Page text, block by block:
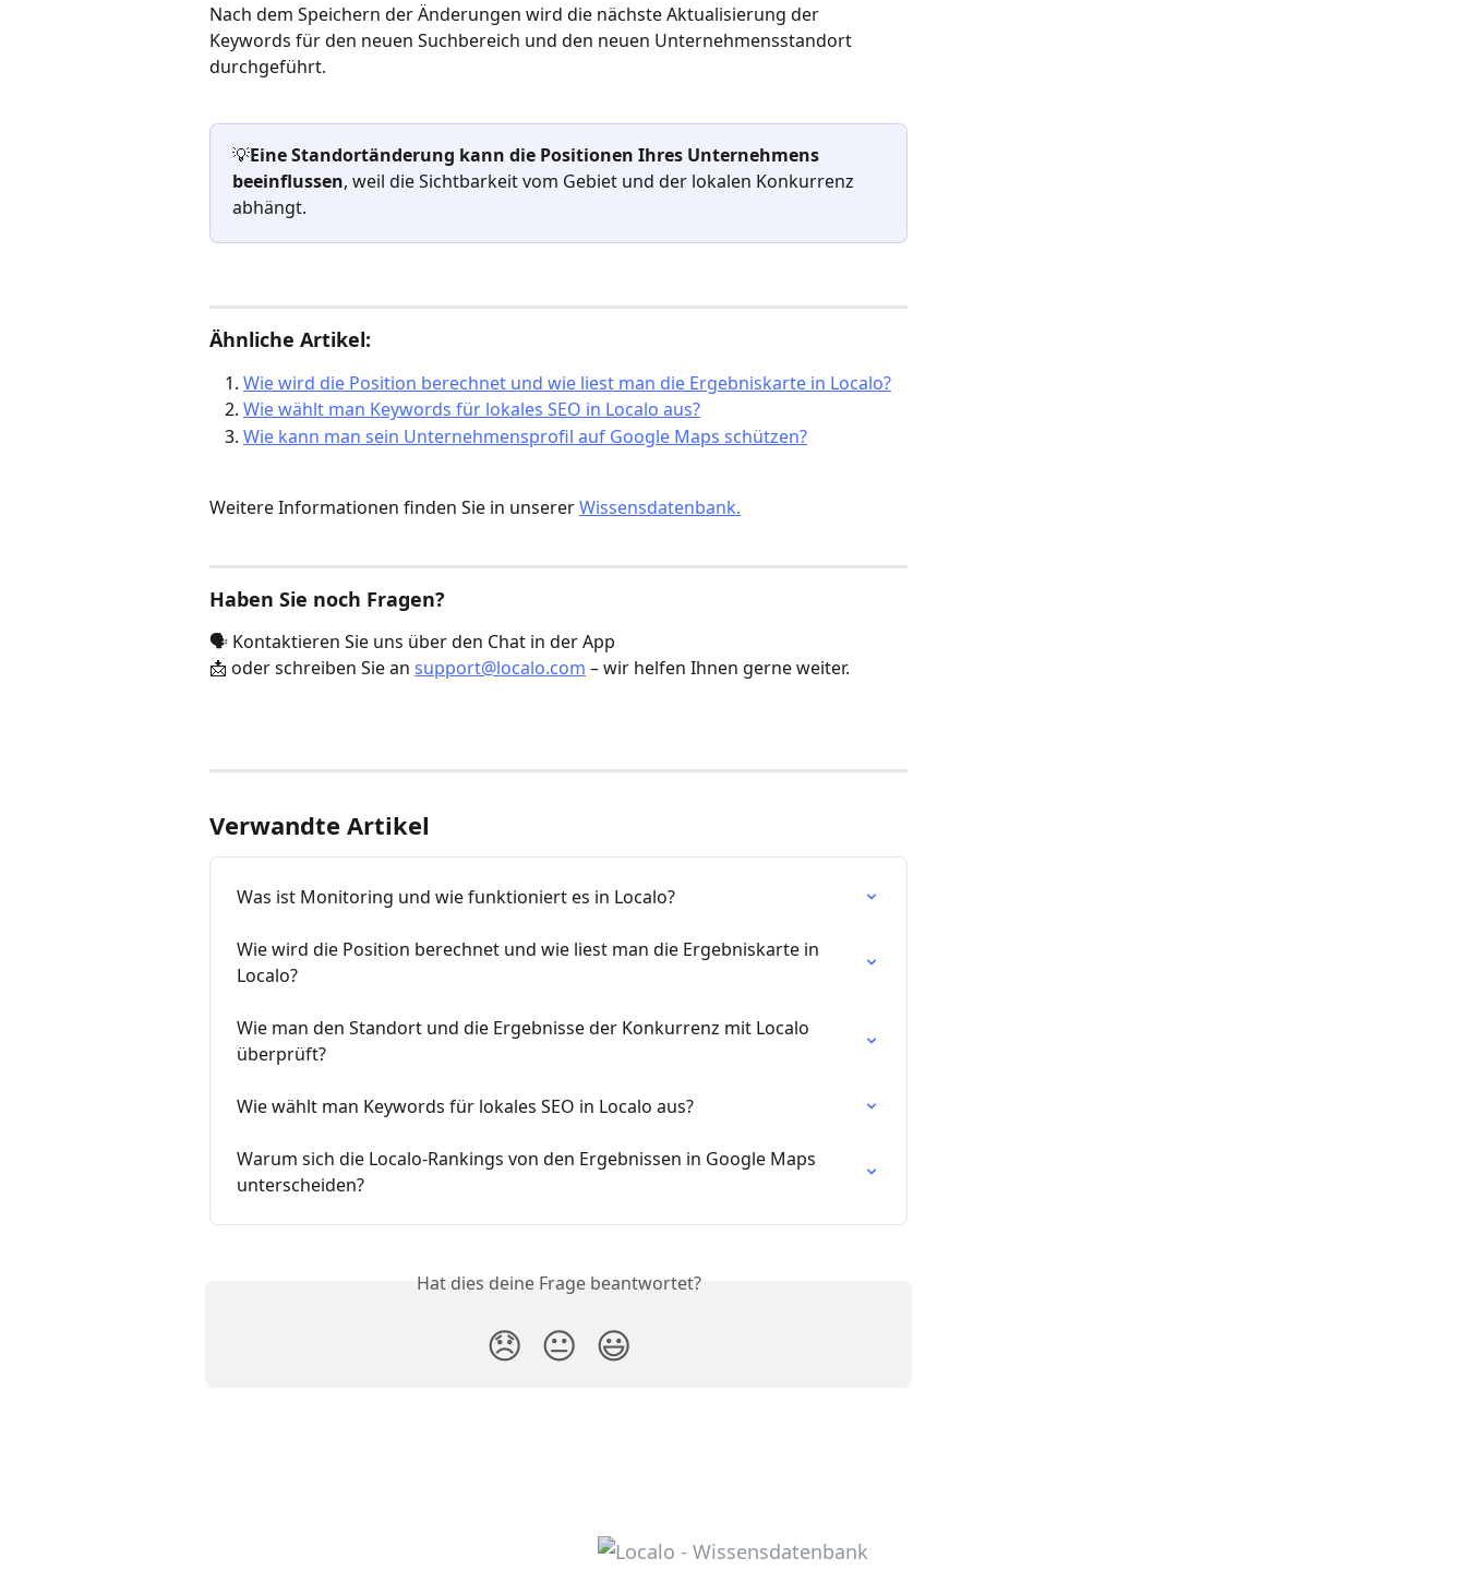
Nach dem Speichern der Änderungen wird die nächste Aktualisierung der
Keywords für den neuen Suchbereich und den neuen Unternehmensstandort
durchgeführt.
💡Eine Standortänderung kann die Positionen Ihres Unternehmens
beeinflussen, weil die Sichtbarkeit vom Gebiet und der lokalen Konkurrenz
abhängt.
Ähnliche Artikel:
Wie wird die Position berechnet und wie liest man die Ergebniskarte in Localo?
Wie wählt man Keywords für lokales SEO in Localo aus?
Wie kann man sein Unternehmensprofil auf Google Maps schützen?
Weitere Informationen finden Sie in unserer Wissensdatenbank.
Haben Sie noch Fragen?
🗣️ Kontaktieren Sie uns über den Chat in der App
📩 oder schreiben Sie an support@localo.com – wir helfen Ihnen gerne weiter.
Verwandte Artikel
Was ist Monitoring und wie funktioniert es in Localo?
Wie wird die Position berechnet und wie liest man die Ergebniskarte in
Localo?
Wie man den Standort und die Ergebnisse der Konkurrenz mit Localo
überprüft?
Wie wählt man Keywords für lokales SEO in Localo aus?
Warum sich die Localo-Rankings von den Ergebnissen in Google Maps
unterscheiden?
Hat dies deine Frage beantwortet?
😞 😐 😃